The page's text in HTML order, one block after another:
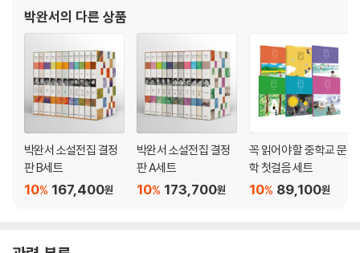
박완서의 다른 상품
박완서 소설전집 결정
판 B세트
167,400원
10%
박완서 소설전집 결정
판 A세트
173,700원
10%
꼭 읽어야 할 중학교 문
학 첫걸음 세트
89,100원
10%